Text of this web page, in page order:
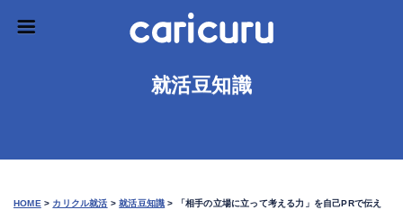
就活豆知識
HOME > カリクル就活 >就活豆知識 >
「相手の立場に立って考える力」を自己PRで伝え